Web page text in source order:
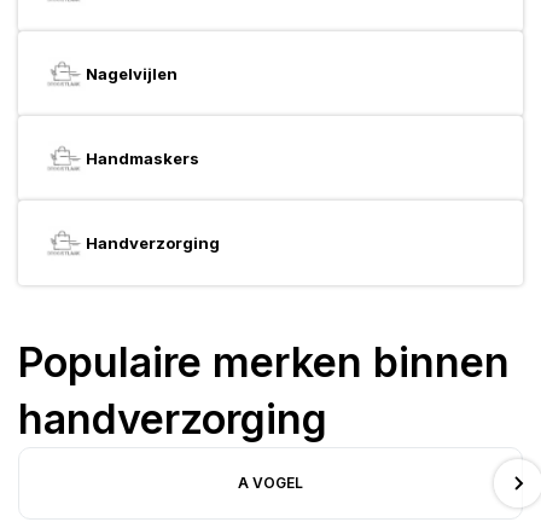
Nagelvijlen
Handmaskers
Handverzorging
Populaire merken binnen
handverzorging
A VOGEL